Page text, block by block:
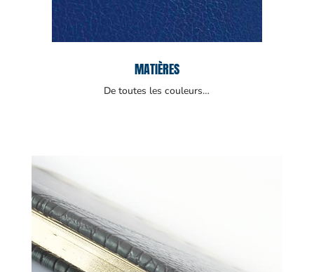
MATIÈRES
De toutes les couleurs…